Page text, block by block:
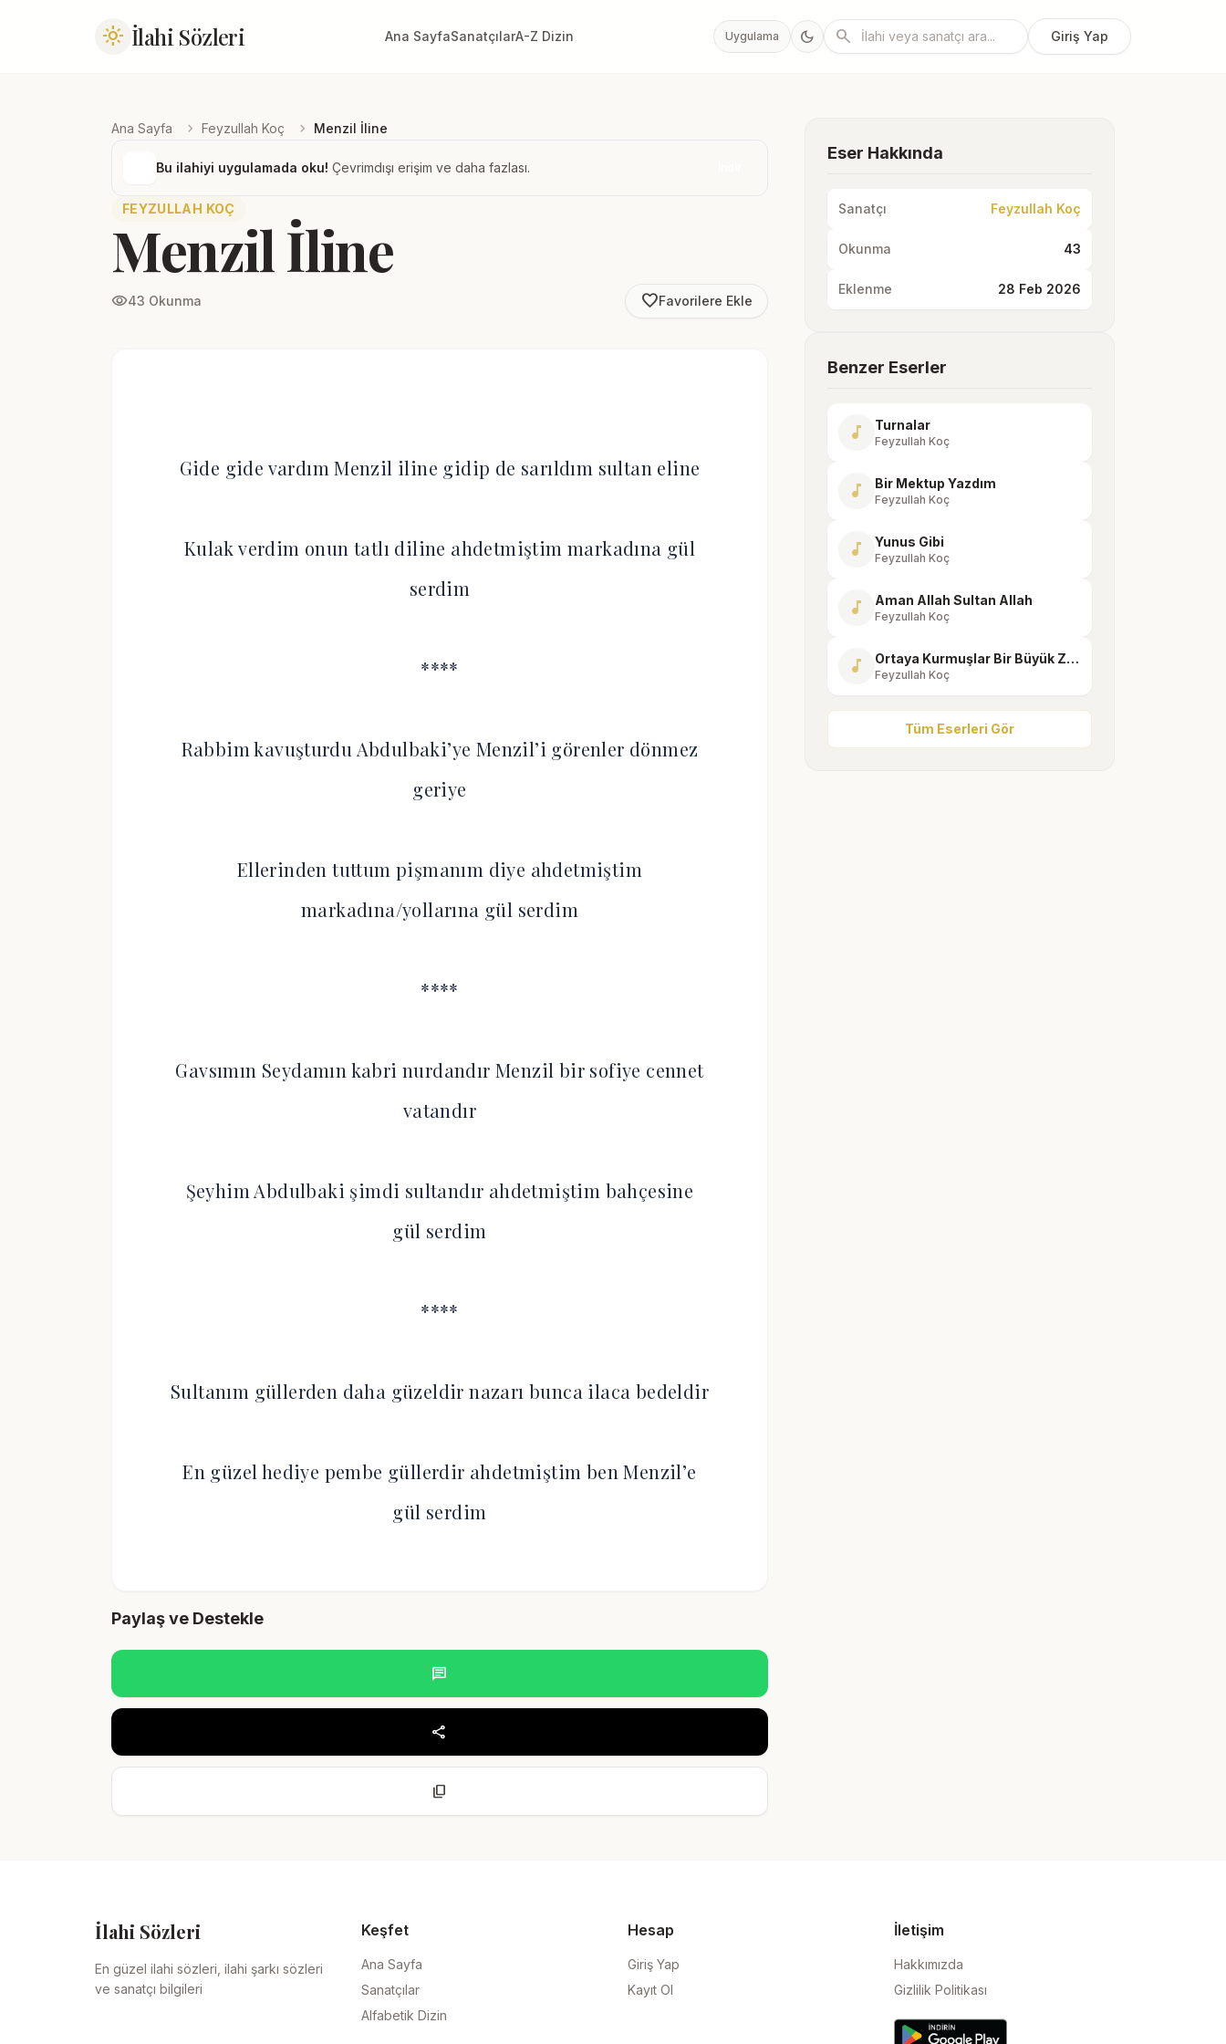
light_mode İlahi Sözleri Ana SayfaSanatçılarA-Z Dizin Uygulama dark_mode search Giriş Yap
Ana Sayfa chevron_right Feyzullah Koç chevron_right Menzil İline
Bu ilahiyi uygulamada oku! Çevrimdışı erişim ve daha fazlası.
FEYZULLAH KOÇ
Menzil İline
visibility43 Okunma favorite_borderFavorilere Ekle
Gide gide vardım Menzil iline gidip de sarıldım sultan eline
Kulak verdim onun tatlı diline ahdetmiştim markadına gül
serdim
****
Rabbim kavuşturdu Abdulbaki’ye Menzil’i görenler dönmez
geriye
Ellerinden tuttum pişmanım diye ahdetmiştim
markadına/yollarına gül serdim
****
Gavsımın Seydamın kabri nurdandır Menzil bir sofiye cennet
vatandır
Şeyhim Abdulbaki şimdi sultandır ahdetmiştim bahçesine
gül serdim
****
Sultanım güllerden daha güzeldir nazarı bunca ilaca bedeldir
En güzel hediye pembe güllerdir ahdetmiştim ben Menzil’e
gül serdim
Paylaş ve Destekle
chat
share
content_copy
Eser Hakkında
Sanatçı Feyzullah Koç
Okunma 43
Eklenme 28 Feb 2026
Benzer Eserler
music_note Turnalar
Feyzullah Koç
music_note Bir Mektup Yazdım
Feyzullah Koç
music_note Yunus Gibi
Feyzullah Koç
music_note Aman Allah Sultan Allah
Feyzullah Koç
music_note Ortaya Kurmuşlar Bir Büyük Zikir
Feyzullah Koç
Tüm Eserleri Gör
İlahi Sözleri
En güzel ilahi sözleri, ilahi şarkı sözleri
ve sanatçı bilgileri
Keşfet
Ana Sayfa
Sanatçılar
Alfabetik Dizin
Hesap
Giriş Yap
Kayıt Ol
İletişim
Hakkımızda
Gizlilik Politikası